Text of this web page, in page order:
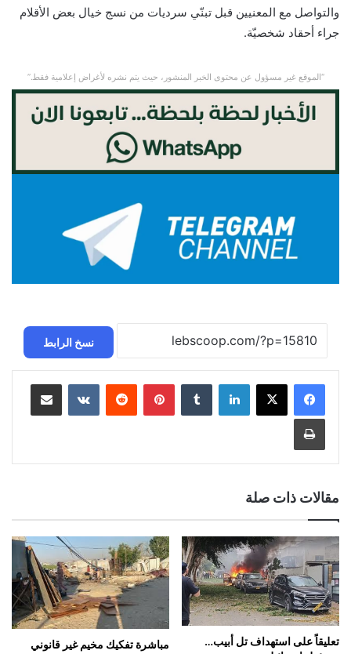
والتواصل مع المعنيين قبل تبنّي سرديات من نسج خيال بعض الأقلام
جراء أحقاد شخصيّة.
“الموقع غير مسؤول عن محتوى الخبر المنشور، حيث يتم نشره لأغراض إعلامية فقط.”
نسخ الرابط
لينكدإن بينتيريست مشاركة عبر البريد
طباعة
مقالات ذات صلة
تعليقاً على استهداف تل أبيب…
مباشرة تفكيك مخيم غير قانوني